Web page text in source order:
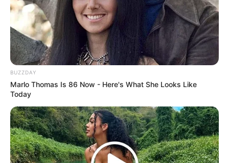
Why this ordinary drink is the secret to feeling your
best every day
BUZZDAY
Marlo Thomas Is 86 Now - Here's What She Looks Like
Today